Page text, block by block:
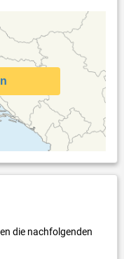
die nachfolgenden